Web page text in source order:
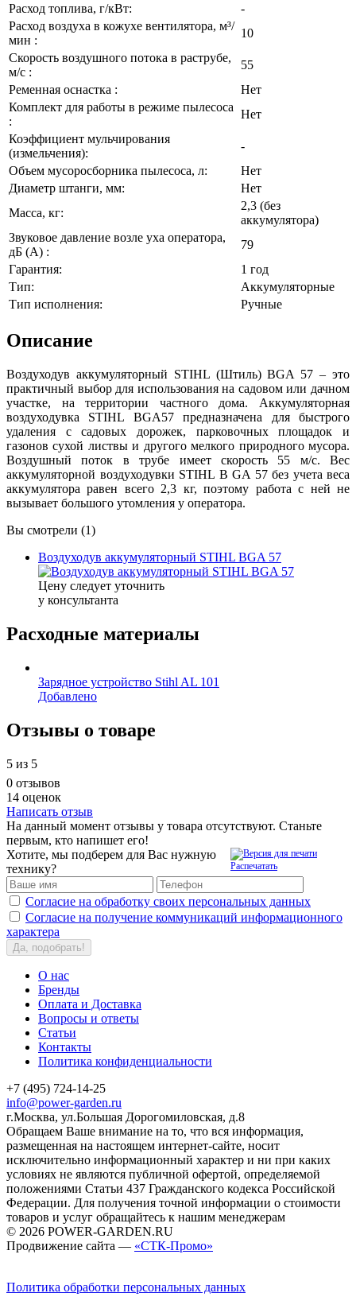
Расход топлива, г/кВт:
-
Расход воздуха в кожухе вентилятора, м³/
мин :
10
Скорость воздушного потока в раструбе,
м/с :
55
Ременная оснастка :
Нет
Комплект для работы в режиме пылесоса
:
Нет
Коэффициент мульчирования
(измельчения):
-
Объем мусоросборника пылесоса, л:
Нет
Диаметр штанги, мм:
Нет
Масса, кг:
2,3 (без
аккумулятора)
Звуковое давление возле уха оператора,
дБ (A) :
79
Гарантия:
1 год
Тип:
Аккумуляторные
Тип исполнения:
Ручные
Описание
Воздуходув аккумуляторный STIHL (Штиль) BGA 57 – это
практичный выбор для использования на садовом или дачном
участке, на территории частного дома. Аккумуляторная
воздуходувка STIHL BGA57 предназначена для быстрого
удаления с садовых дорожек, парковочных площадок и
газонов сухой листвы и другого мелкого природного мусора.
Воздушный поток в трубе имеет скорость 55 м/с. Вес
аккумуляторной воздуходувки STIHL B GA 57 без учета веса
аккумулятора равен всего 2,3 кг, поэтому работа с ней не
вызывает большого утомления у оператора.
Вы смотрели (1)
Воздуходув аккумуляторный STIHL BGA 57
Цену следует уточнить
у консультанта
Расходные материалы
Зарядное устройство Stihl AL 101
Добавлено
Отзывы о товаре
5 из 5
0 отзывов
14 оценок
Написать отзыв
На данный момент отзывы у товара отсутствуют. Станьте
первым, кто напишет его!
Распечатать
Хотите, мы подберем для Вас нужную
технику?
Согласие на обработку своих персональных данных
Согласие на получение коммуникаций информационного
характера
Да, подобрать!
О нас
Бренды
Оплата и Доставка
Вопросы и ответы
Статьи
Контакты
Политика конфиденциальности
+7 (495) 724-14-25
info@power-garden.ru
г.Москва, ул.Большая Дорогомиловская, д.8
Обращаем Ваше внимание на то, что вся информация,
размещенная на настоящем интернет-сайте, носит
исключительно информационный характер и ни при каких
условиях не являются публичной офертой, определяемой
положениями Статьи 437 Гражданского кодекса Российской
Федерации. Для получения точной информации о стоимости
товаров и услуг обращайтесь к нашим менеджерам
© 2026 POWER-GARDEN.RU
Продвижение сайта — «СТК-Промо»
Политика обработки персональных данных